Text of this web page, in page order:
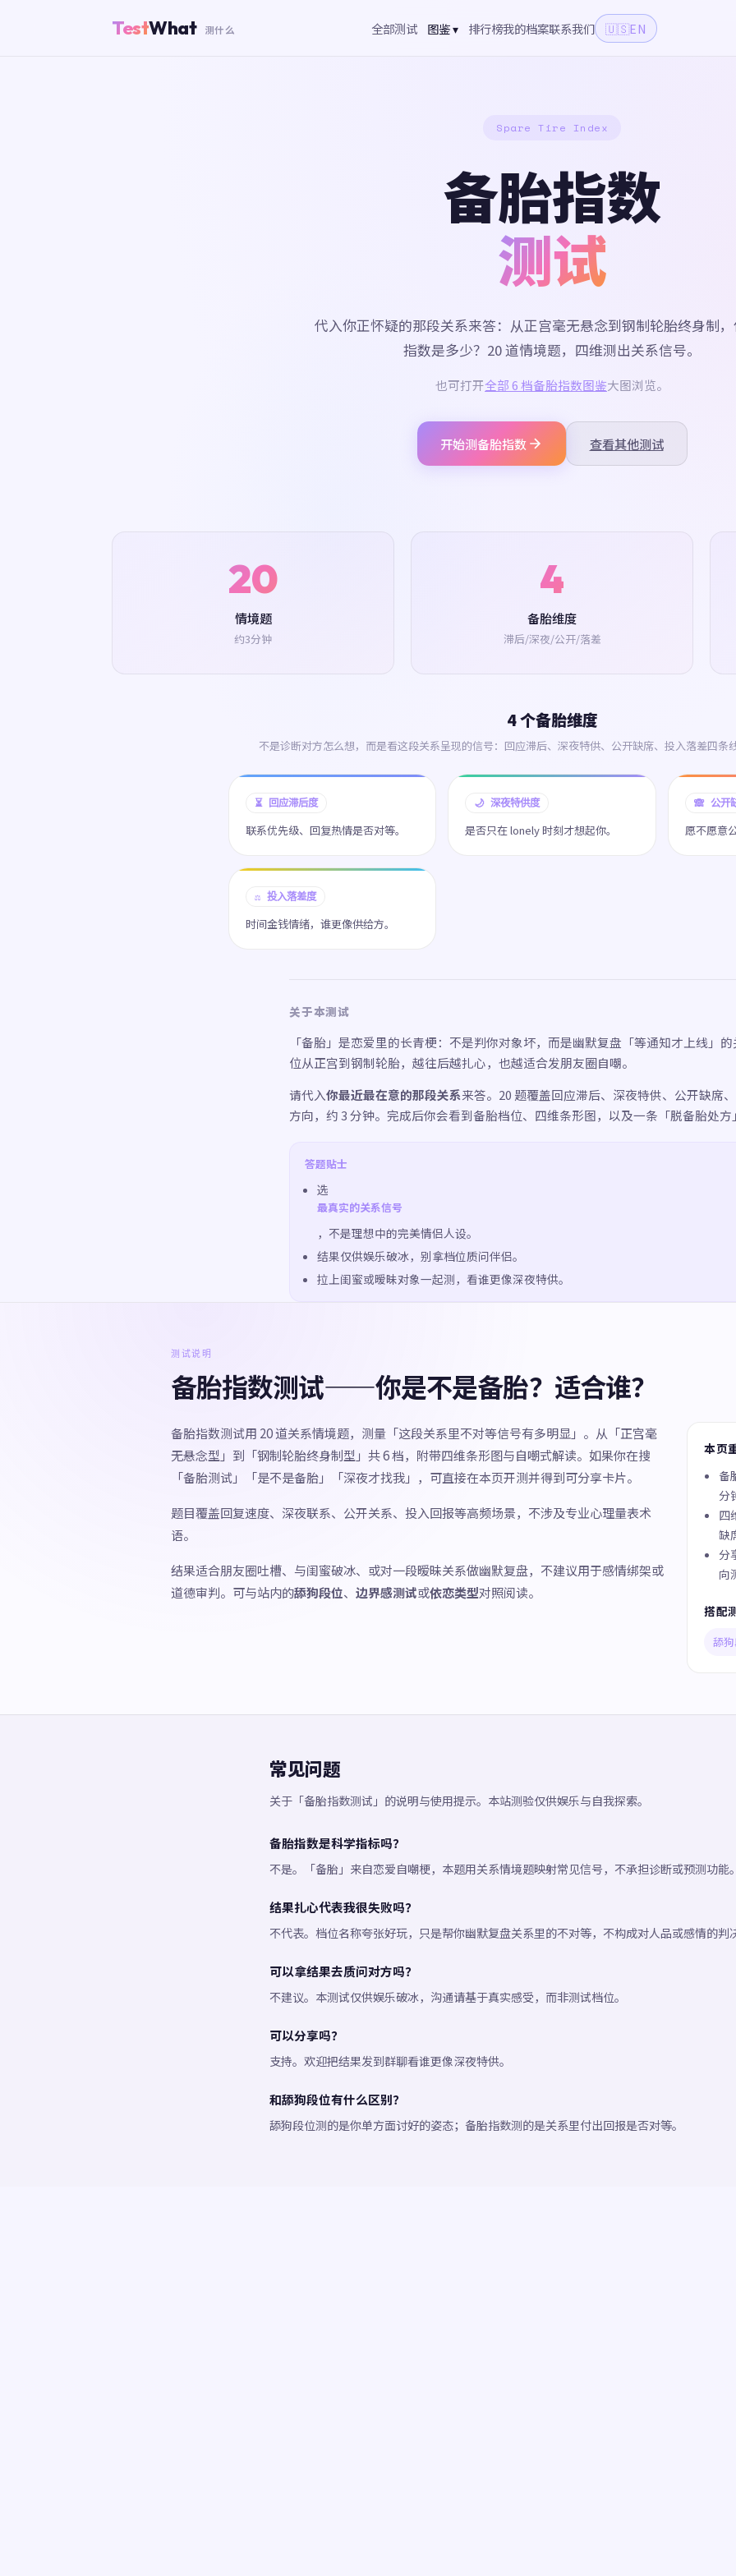
TestWhat 测什么 全部测试 图鉴 ▾ 排行榜我的档案联系我们 🇺🇸EN
Spare Tire Index
备胎指数
测试
代入你正怀疑的那段关系来答：从正宫毫无悬念到钢制轮胎终身制
指数是多少？20 道情境题，四维测出关系信号。
也可打开全部 6 档备胎指数图鉴大图浏览。
开始测备胎指数 查看其他测试
20
情境题
约3分钟
4
备胎维度
滞后/深夜/公开/落差
4 个备胎维度
不是诊断对方怎么想，而是看这段关系呈现的信号：回应滞后、深夜特供、公开缺席、投入落差四条
⏳ 回应滞后度
联系优先级、回复热情是否对等。
🌙 深夜特供度
是否只在 lonely 时刻才想起你。
🙈 公开
愿不愿意
⚖️ 投入落差度
时间金钱情绪，谁更像供给方。
关于本测试
「备胎」是恋爱里的长青梗：不是判你对象坏，而是幽默复盘「等通知才上线」
位从正宫到钢制轮胎，越往后越扎心，也越适合发朋友圈自嘲。
请代入你最近最在意的那段关系来答。20 题覆盖回应滞后、深夜特供、公开缺席
方向，约 3 分钟。完成后你会看到备胎档位、四维条形图，以及一条「脱备胎处方
答题贴士
选
最真实的关系信号
，不是理想中的完美情侣人设。
结果仅供娱乐破冰，别拿档位质问伴侣。
拉上闺蜜或暧昧对象一起测，看谁更像深夜特供。
测试说明
备胎指数测试——你是不是备胎？适合谁？
备胎指数测试用 20 道关系情境题，测量「这段关系里不对等信号有多明显」。从「正宫毫
无悬念型」到「钢制轮胎终身制型」共 6 档，附带四维条形图与自嘲式解读。如果你在搜
「备胎测试」「是不是备胎」「深夜才找我」，可直接在本页开测并得到可分享卡片。
题目覆盖回复速度、深夜联系、公开关系、投入回报等高频场景，不涉及专业心理量表术
语。
结果适合朋友圈吐槽、与闺蜜破冰、或对一段暧昧关系做幽默复盘，不建议用于感情绑架或
道德审判。可与站内的舔狗段位、 边界感测试或依恋类型对照阅读。
本页
备
分
四
缺
分
向
搭配
舔
常见问题
关于「备胎指数测试」的说明与使用提示。本站测验仅供娱乐与自我探索。
备胎指数是科学指标吗？
不是。「备胎」来自恋爱自嘲梗，本题用关系情境题映射常见信号，不承担诊断或预测功能
结果扎心代表我很失败吗？
不代表。档位名称夸张好玩，只是帮你幽默复盘关系里的不对等，不构成对人品或感情的判
可以拿结果去质问对方吗？
不建议。本测试仅供娱乐破冰，沟通请基于真实感受，而非测试档位。
可以分享吗？
支持。欢迎把结果发到群聊看谁更像深夜特供。
和舔狗段位有什么区别？
舔狗段位测的是你单方面讨好的姿态；备胎指数测的是关系里付出回报是否对等。